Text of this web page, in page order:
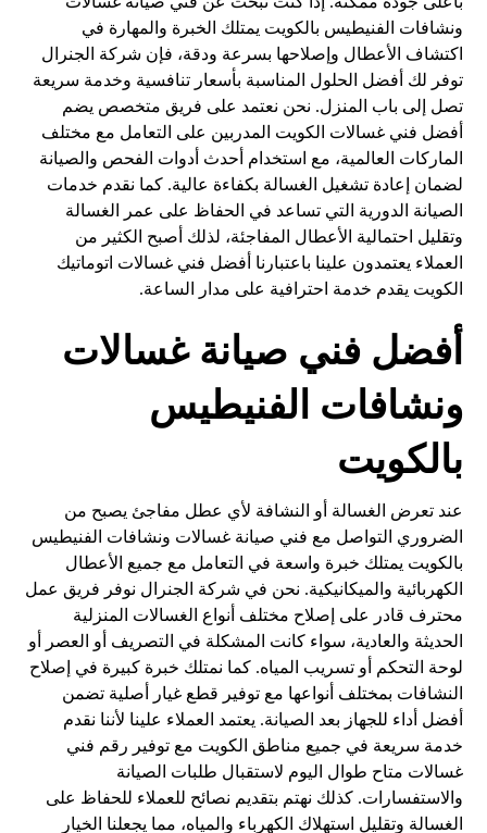
ونشافات الفنيطيس بالكويت يمتلك الخبرة والمهارة في
اكتشاف الأعطال وإصلاحها بسرعة ودقة، فإن شركة الجنرال
توفر لك أفضل الحلول المناسبة بأسعار تنافسية وخدمة سريعة
تصل إلى باب المنزل. نحن نعتمد على فريق متخصص يضم
أفضل فني غسالات الكويت المدربين على التعامل مع مختلف
الماركات العالمية، مع استخدام أحدث أدوات الفحص والصيانة
لضمان إعادة تشغيل الغسالة بكفاءة عالية. كما نقدم خدمات
الصيانة الدورية التي تساعد في الحفاظ على عمر الغسالة
وتقليل احتمالية الأعطال المفاجئة، لذلك أصبح الكثير من
العملاء يعتمدون علينا باعتبارنا أفضل فني غسالات اتوماتيك
الكويت يقدم خدمة احترافية على مدار الساعة.
أفضل فني صيانة غسالات
ونشافات الفنيطيس
بالكويت
عند تعرض الغسالة أو النشافة لأي عطل مفاجئ يصبح من
الضروري التواصل مع فني صيانة غسالات ونشافات الفنيطيس
بالكويت يمتلك خبرة واسعة في التعامل مع جميع الأعطال
الكهربائية والميكانيكية. نحن في شركة الجنرال نوفر فريق عمل
محترف قادر على إصلاح مختلف أنواع الغسالات المنزلية
الحديثة والعادية، سواء كانت المشكلة في التصريف أو العصر أو
لوحة التحكم أو تسريب المياه. كما نمتلك خبرة كبيرة في إصلاح
النشافات بمختلف أنواعها مع توفير قطع غيار أصلية تضمن
أفضل أداء للجهاز بعد الصيانة. يعتمد العملاء علينا لأننا نقدم
خدمة سريعة في جميع مناطق الكويت مع توفير رقم فني
غسالات متاح طوال اليوم لاستقبال طلبات الصيانة
والاستفسارات. كذلك نهتم بتقديم نصائح للعملاء للحفاظ على
الغسالة وتقليل استهلاك الكهرباء والمياه، مما يجعلنا الخيار